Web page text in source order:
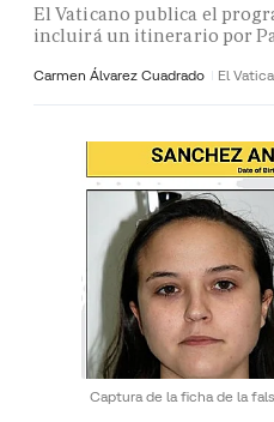
El Vaticano publica el
incluirá un itinerario por
Carmen Álvarez Cuadrado El
Captura de la ficha de la